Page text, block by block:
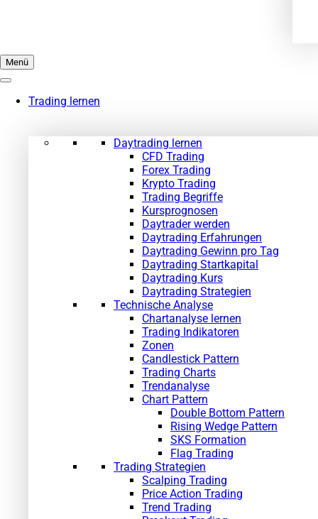
Menü
Trading lernen
Daytrading lernen
CFD Trading
Forex Trading
Krypto Trading
Trading Begriffe
Kursprognosen
Daytrader werden
Daytrading Erfahrungen
Daytrading Gewinn pro Tag
Daytrading Startkapital
Daytrading Kurs
Daytrading Strategien
Technische Analyse
Chartanalyse lernen
Trading Indikatoren
Zonen
Candlestick Pattern
Trading Charts
Trendanalyse
Chart Pattern
Double Bottom Pattern
Rising Wedge Pattern
SKS Formation
Flag Trading
Trading Strategien
Scalping Trading
Price Action Trading
Trend Trading